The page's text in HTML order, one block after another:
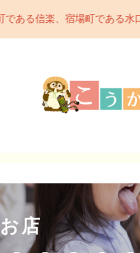
ある水口、お茶処の土
お店